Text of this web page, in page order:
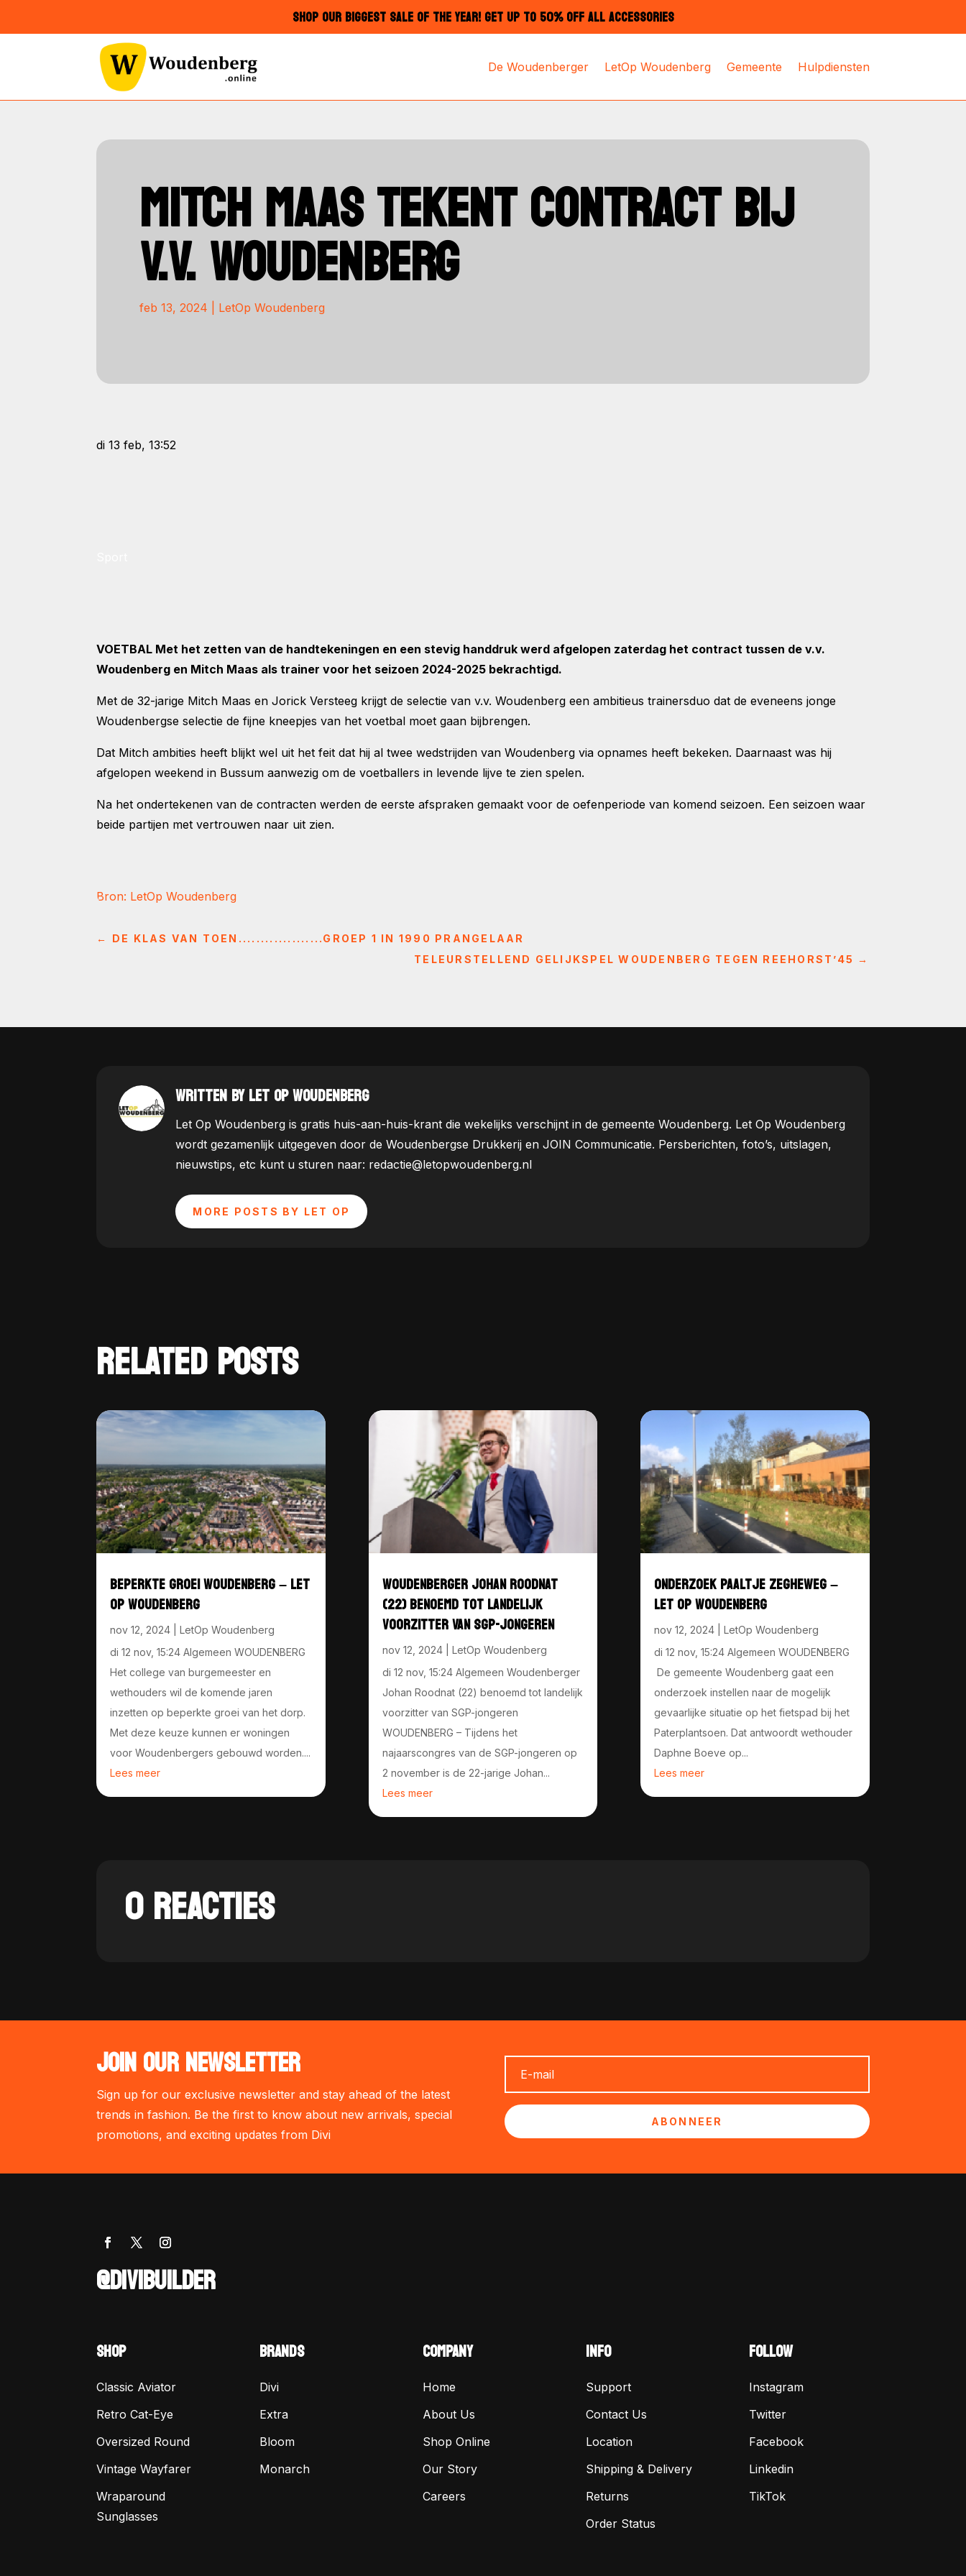
SHOP OUR BIGGEST SALE OF THE YEAR! GET UP TO 50% OFF ALL ACCESSORIES
De Woudenberger LetOp Woudenberg Gemeente Hulpdiensten
MITCH MAAS TEKENT CONTRACT BIJ
V.V. WOUDENBERG
feb 13, 2024 LetOp Woudenberg
di 13 feb, 13:52
VOETBAL Met het zetten van de handtekeningen en een stevig handdruk werd afgelopen zaterdag het contract tussen de v.v.
Woudenberg en Mitch Maas als trainer voor het seizoen 2024-2025 bekrachtigd.
Met de 32-jarige Mitch Maas en Jorick Versteeg krijgt de selectie van v.v. Woudenberg een ambitieus trainersduo dat de eveneens jonge
Woudenbergse selectie de fijne kneepjes van het voetbal moet gaan bijbrengen.
Dat Mitch ambities heeft blijkt wel uit het feit dat hij al twee wedstrijden van Woudenberg via opnames heeft bekeken. Daarnaast was hij
afgelopen weekend in Bussum aanwezig om de voetballers in levende lijve te zien spelen.
Na het ondertekenen van de contracten werden de eerste afspraken gemaakt voor de oefenperiode van komend seizoen. Een seizoen waar
beide partijen met vertrouwen naar uit zien.
Bron: LetOp Woudenberg
← DE KLAS VAN TOEN...................GROEP 1 IN 1990 PRANGELAAR
TELEURSTELLEND GELIJKSPEL WOUDENBERG TEGEN REEHORST’45 →
WRITTEN BY LET OP WOUDENBERG
Let Op Woudenberg is gratis huis-aan-huis-krant die wekelijks verschijnt in de gemeente Woudenberg. Let Op Woudenberg
wordt gezamenlijk uitgegeven door de Woudenbergse Drukkerij en JOIN Communicatie. Persberichten, foto’s, uitslagen,
nieuwstips, etc kunt u sturen naar: redactie@letopwoudenberg.nl
MORE POSTS BY LET OP
RELATED POSTS
BEPERKTE GROEI WOUDENBERG – LET
OP WOUDENBERG
nov 12, 2024 |LetOp Woudenberg
di 12 nov, 15:24 Algemeen WOUDENBERG
Het college van burgemeester en
wethouders wil de komende jaren
inzetten op beperkte groei van het dorp.
Met deze keuze kunnen er woningen
voor Woudenbergers gebouwd worden....
Lees meer
WOUDENBERGER JOHAN ROODNAT
(22) BENOEMD TOT LANDELIJK
VOORZITTER VAN SGP-JONGEREN
nov 12, 2024| LetOp Woudenberg
di 12 nov, 15:24 Algemeen Woudenberger
Johan Roodnat (22) benoemd tot landelijk
voorzitter van SGP-jongeren
WOUDENBERG – Tijdens het
najaarscongres van de SGP-jongeren op
2 november is de 22-jarige Johan...
Lees meer
ONDERZOEK PAALTJE ZEGHEWEG –
LET OP WOUDENBERG
nov 12, 2024| LetOp Woudenberg
di 12 nov, 15:24 Algemeen WOUDENBERG
De gemeente Woudenberg gaat een
onderzoek instellen naar de mogelijk
gevaarlijke situatie op het fietspad bij het
Paterplantsoen. Dat antwoordt wethouder
Daphne Boeve op...
Lees meer
0 REACTIES
JOIN OUR NEWSLETTER
Sign up for our exclusive newsletter and stay ahead of the latest
trends in fashion. Be the first to know about new arrivals, special
promotions, and exciting updates from Divi
ABONNEER
@DIVIBUILDER
SHOP
Classic Aviator
Retro Cat-Eye
Oversized Round
Vintage Wayfarer
Wraparound
Sunglasses
BRANDS
Divi
Extra
Bloom
Monarch
COMPANY
Home
About Us
Shop Online
Our Story
Careers
INFO
Support
Contact Us
Location
Shipping & Delivery
Returns
Order Status
FOLLOW
Instagram
Twitter
Facebook
Linkedin
TikTok